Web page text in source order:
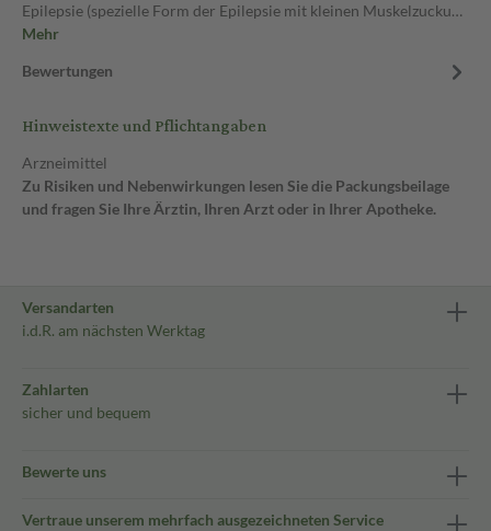
Epilepsie (spezielle Form der Epilepsie mit kleinen Muskelzucku…
Mehr
Bewertungen
Hinweistexte und Pflichtangaben
Arzneimittel
Zu Risiken und Nebenwirkungen lesen Sie die Packungsbeilage
und fragen Sie Ihre Ärztin, Ihren Arzt oder in Ihrer Apotheke.
Versandarten
i.d.R. am nächsten Werktag
Zahlarten
sicher und bequem
Bewerte uns
Vertraue unserem mehrfach ausgezeichneten Service